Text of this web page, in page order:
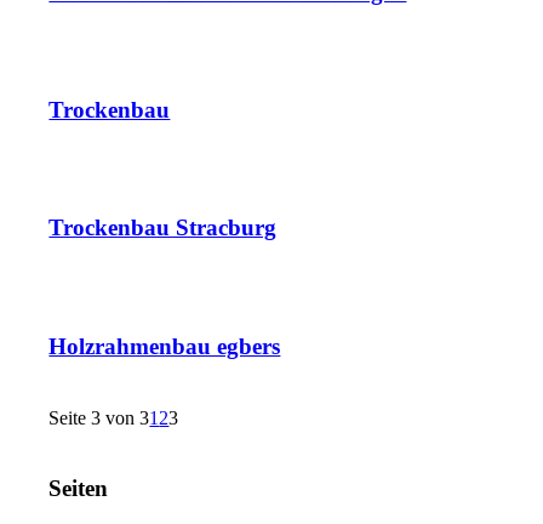
Trockenbau
Trockenbau Straсburg
Holzrahmenbau egbers
Seite 3 von 31 23
Seiten